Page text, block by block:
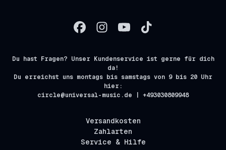
Du hast Fragen? Unser Kundenservice ist gerne für dich
da!
Du erreichst uns montags bis samstags von 9 bis 20 Uhr
hier:
circle@universal-music.de | +493030809948
Versandkosten
Zahlarten
Service & Hilfe